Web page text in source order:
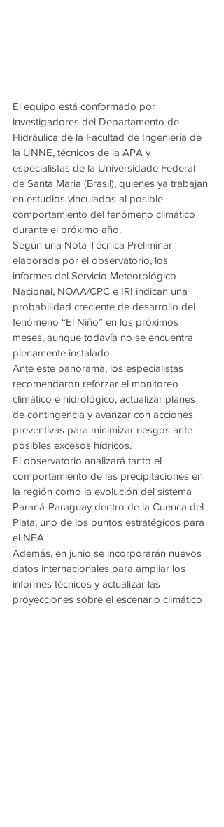
El equipo está conformado por
investigadores del Departamento de
Hidráulica de la Facultad de Ingeniería de
la UNNE, técnicos de la APA y
especialistas de la Universidade Federal
de Santa Maria (Brasil), quienes ya trabajan
en estudios vinculados al posible
comportamiento del fenómeno climático
durante el próximo año.
Según una Nota Técnica Preliminar
elaborada por el observatorio, los
informes del Servicio Meteorológico
Nacional, NOAA/CPC e IRI indican una
probabilidad creciente de desarrollo del
fenómeno “El Niño” en los próximos
meses, aunque todavía no se encuentra
plenamente instalado.
Ante este panorama, los especialistas
recomendaron reforzar el monitoreo
climático e hidrológico, actualizar planes
de contingencia y avanzar con acciones
preventivas para minimizar riesgos ante
posibles excesos hídricos.
El observatorio analizará tanto el
comportamiento de las precipitaciones en
la región como la evolución del sistema
Paraná-Paraguay dentro de la Cuenca del
Plata, uno de los puntos estratégicos para
el NEA.
Además, en junio se incorporarán nuevos
datos internacionales para ampliar los
informes técnicos y actualizar las
proyecciones sobre el escenario climático